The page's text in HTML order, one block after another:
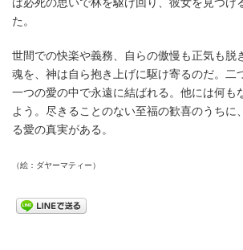
は必死の思いで林を駆け回り、彼女を見つけ
た。
世間での快楽や義務、自らの傲慢も正気も脱
魂を、神は自ら抱き上げに駆け寄るのだ。二
一つの愛の中で永遠に結ばれる。他には何も
よう。尽きることのない至福の歓喜のうちに
る愛の真実がある。
（絵：ダヤーマティー）